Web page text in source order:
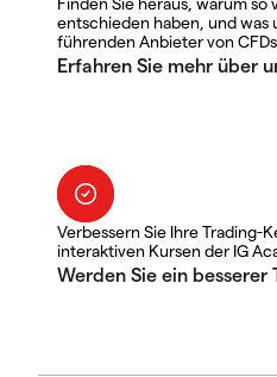
entschieden haben, und was
führenden Anbieter von
Verbessern Sie Ihre Trading-
interaktiven Kursen der IG